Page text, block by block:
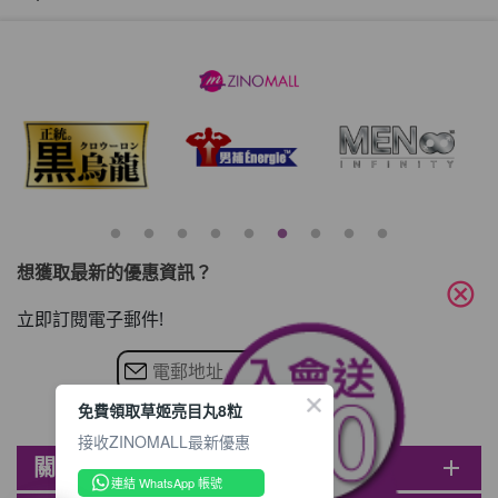
想獲取最新的優惠資訊？
立即訂閱電子郵件!
關於ZINOMALL add
cancel
免費領取草姬亮目丸8粒
接收ZINOMALL最新優惠
連結 WhatsApp 帳號